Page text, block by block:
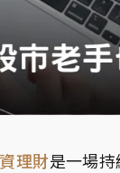
理財是一場